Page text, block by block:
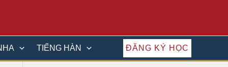
TIẾNG HÀN ĐĂNG KÝ HỌC